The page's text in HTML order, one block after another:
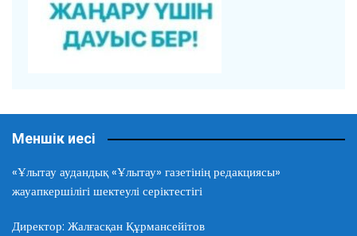
Меншік иесі
«Ұлытау аудандық «Ұлытау» газетінің редакциясы»
жауапкершілігі шектеулі серіктестігі
Директор: Жалғасқан Құрмансейітов